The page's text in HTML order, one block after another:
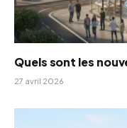
Quels sont les
27 avril 2026